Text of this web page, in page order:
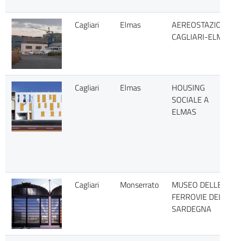
Cagliari Elmas
CAGLIARI-
Cagliari Elmas
HOUSING
SOCIALE A
ELMAS
Cagliari Monserrato
MUSEO DELLE
FERROVIE
SARDEGNA